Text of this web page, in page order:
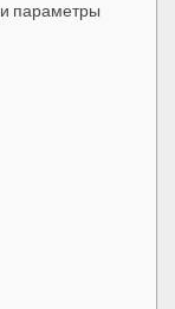
и параметры